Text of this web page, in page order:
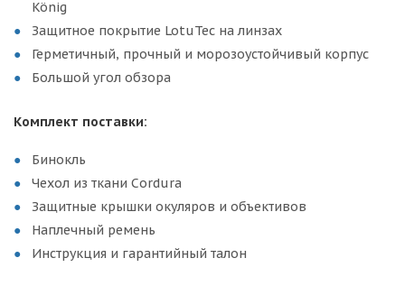
König
Защитное покрытие LotuTec на линзах
Герметичный, прочный и морозоустойчивый корпус
Большой угол обзора
Комплект поставки:
Бинокль
Чехол из ткани Cordura
Защитные крышки окуляров и объективов
Наплечный ремень
Инструкция и гарантийный талон